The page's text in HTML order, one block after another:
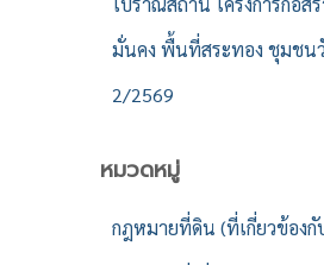
มั่นคง พื้นที่สระทอง ชุมชน
2/2569
หมวดหมู่
กฎหมายที่ดิน (ที่เกี่ยวข้องกั